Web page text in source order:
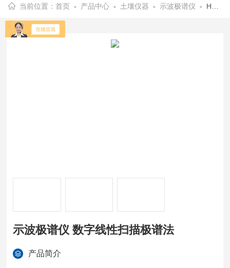
当前位置：首页 - 产品中心 - 土壤仪器 - 示波极谱仪 - HX-JP1000型示波极谱仪 数字线性扫描极谱法
示波极谱仪 数字线性扫描极谱法
产品简介